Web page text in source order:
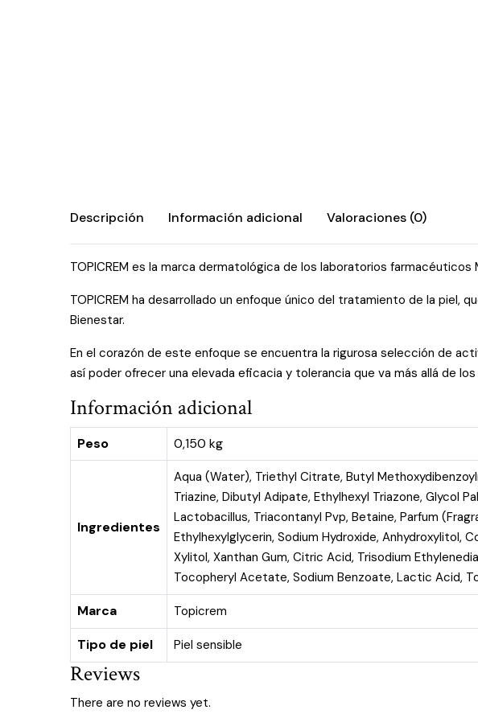
Descripción Información adicional Valoraciones (0)
TOPICREM es la marca dermatológica de los laboratorios
TOPICREM ha desarrollado un enfoque único del tratamiento de la piel,
Bienestar.
En el corazón de este enfoque se encuentra la rigurosa selección de
así poder ofrecer una elevada eficacia y tolerancia que va más allá de
Información adicional
Peso 0,150 kg
Ingredientes
Aqua (Water), Triethyl Citrate, Butyl
Triazine, Dibutyl Adipate, Ethylhexyl Triazone, Glycol
Lactobacillus, Triacontanyl Pvp, Betaine, Parfum
Ethylhexylglycerin, Sodium Hydroxide,
Xylitol, Xanthan Gum, Citric Acid, Trisodium
Tocopheryl Acetate, Sodium Benzoate, Lactic Acid,
Marca Topicrem
Tipo de piel Piel sensible
Reviews
There are no reviews yet.